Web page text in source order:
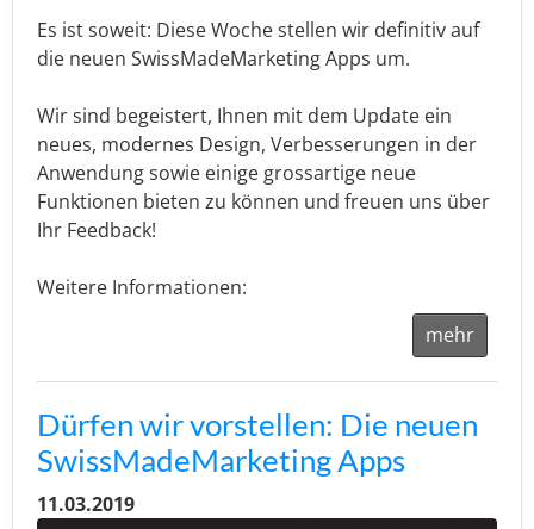
Es ist soweit: Diese Woche stellen wir definitiv auf
die neuen SwissMadeMarketing Apps um.
Wir sind begeistert, Ihnen mit dem Update ein
neues, modernes Design, Verbesserungen in der
Anwendung sowie einige grossartige neue
Funktionen bieten zu können und freuen uns über
Ihr Feedback!
Weitere Informationen:
mehr
Dürfen wir vorstellen: Die neuen
SwissMadeMarketing Apps
11.03.2019